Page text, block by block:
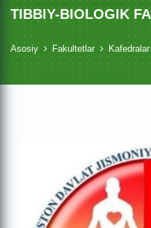
TIBBIY-BIOLOGIK
Asosiy Fakultetlar Kafedralar